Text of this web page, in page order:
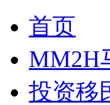
首页
MM2H
投资移